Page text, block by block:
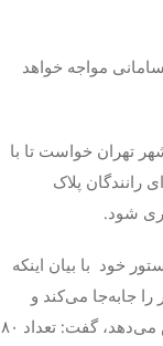
مواجه خواهد
تهران خواست تا با
رانندگان پلاک
شود.
خود با بیان اینکه
را جابه‌جا می‌کند و
حدود ۱۸ درصد از سفرهای درون‌شهری را پوشش می‌دهد، گفت: تعداد ۸۰